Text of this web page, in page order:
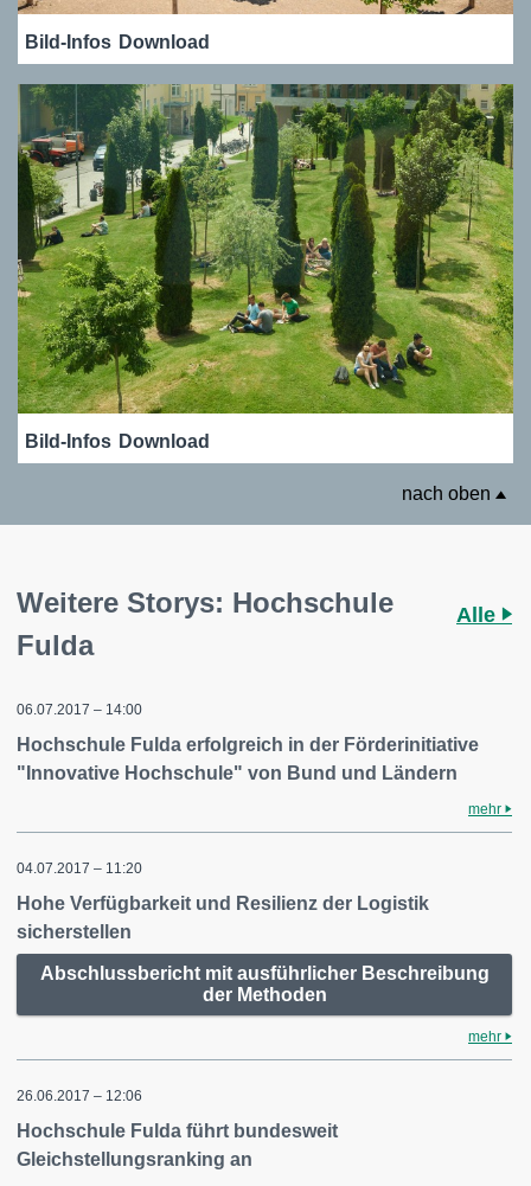
Bild-Infos Download
Bild-Infos Download
nach oben
Weitere Storys: Hochschule
Fulda
Alle
06.07.2017 – 14:00
Hochschule Fulda erfolgreich in der Förderinitiative
"Innovative Hochschule" von Bund und Ländern
mehr
04.07.2017 – 11:20
Hohe Verfügbarkeit und Resilienz der Logistik
sicherstellen
Abschlussbericht mit ausführlicher Beschreibung
der Methoden
mehr
26.06.2017 – 12:06
Hochschule Fulda führt bundesweit
Gleichstellungsranking an